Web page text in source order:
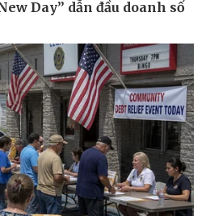
Công nghệ